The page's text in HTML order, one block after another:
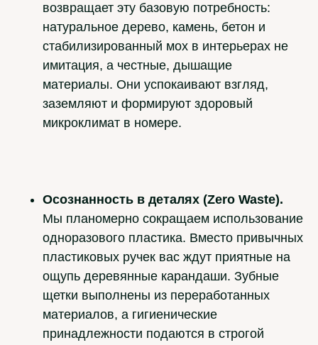
возвращает эту базовую потребность:
натуральное дерево, камень, бетон и
стабилизированный мох в интерьерах не
имитация, а честные, дышащие
материалы. Они успокаивают взгляд,
заземляют и формируют здоровый
микроклимат в номере.
Осознанность в деталях (Zero Waste).
Мы планомерно сокращаем использование
одноразового пластика. Вместо привычных
пластиковых ручек вас ждут приятные на
ощупь деревянные карандаши. Зубные
щетки выполнены из переработанных
материалов, а гигиенические
принадлежности подаются в строгой